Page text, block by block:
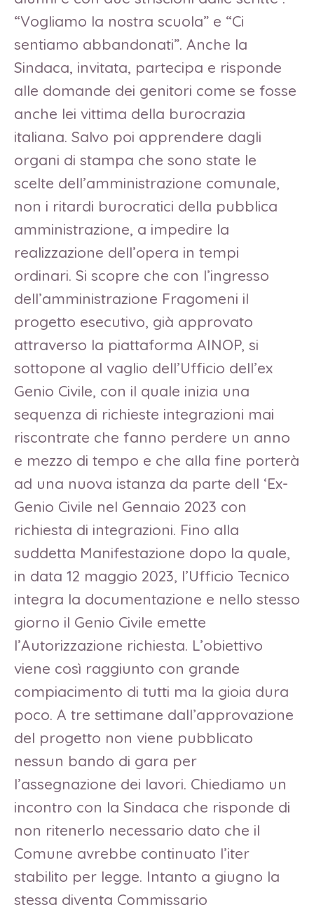
“Vogliamo la nostra scuola” e “Ci
sentiamo abbandonati”. Anche la
Sindaca, invitata, partecipa e risponde
alle domande dei genitori come se fosse
anche lei vittima della burocrazia
italiana. Salvo poi apprendere dagli
organi di stampa che sono state le
scelte dell’amministrazione comunale,
non i ritardi burocratici della pubblica
amministrazione, a impedire la
realizzazione dell’opera in tempi
ordinari. Si scopre che con l’ingresso
dell’amministrazione Fragomeni il
progetto esecutivo, già approvato
attraverso la piattaforma AINOP, si
sottopone al vaglio dell’Ufficio dell’ex
Genio Civile, con il quale inizia una
sequenza di richieste integrazioni mai
riscontrate che fanno perdere un anno
e mezzo di tempo e che alla fine porterà
ad una nuova istanza da parte dell ‘Ex-
Genio Civile nel Gennaio 2023 con
richiesta di integrazioni. Fino alla
suddetta Manifestazione dopo la quale,
in data 12 maggio 2023, l’Ufficio Tecnico
integra la documentazione e nello stesso
giorno il Genio Civile emette
l’Autorizzazione richiesta. L’obiettivo
viene così raggiunto con grande
compiacimento di tutti ma la gioia dura
poco. A tre settimane dall’approvazione
del progetto non viene pubblicato
nessun bando di gara per
l’assegnazione dei lavori. Chiediamo un
incontro con la Sindaca che risponde di
non ritenerlo necessario dato che il
Comune avrebbe continuato l’iter
stabilito per legge. Intanto a giugno la
stessa diventa Commissario